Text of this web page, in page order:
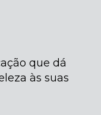
que dá
às suas